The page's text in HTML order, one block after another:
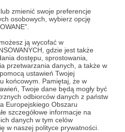
zmienić swoje preferencje
osobowych, wybierz opcję
ją wycofać w
gdzie jest także
dostępu, sprostowania,
przetwarzania danych, a także w
ustawień Twojej
końcowym. Pamiętaj, że w
Twoje dane będą mogły być
odbiorców danych z państw
Europejskiego Obszaru
szczegółowe informacje na
danych w tym celów
w naszej polityce prywatności.
Patronów!
Fundacja SKŁADAK
teraz!
Patronem